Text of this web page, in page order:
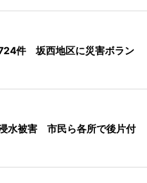
件 坂西地区に災害ボラン
水被害 市民ら各所で後片付